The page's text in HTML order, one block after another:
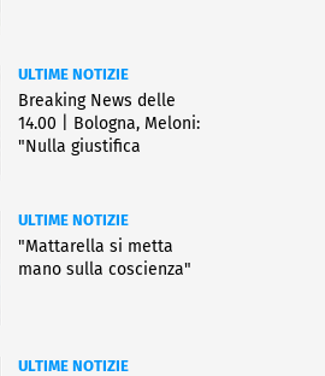
ULTIME NOTIZIE
Breaking News delle
14.00 | Bologna, Meloni:
"Nulla giustifica
ULTIME NOTIZIE
"Mattarella si metta
mano sulla coscienza"
ULTIME NOTIZIE